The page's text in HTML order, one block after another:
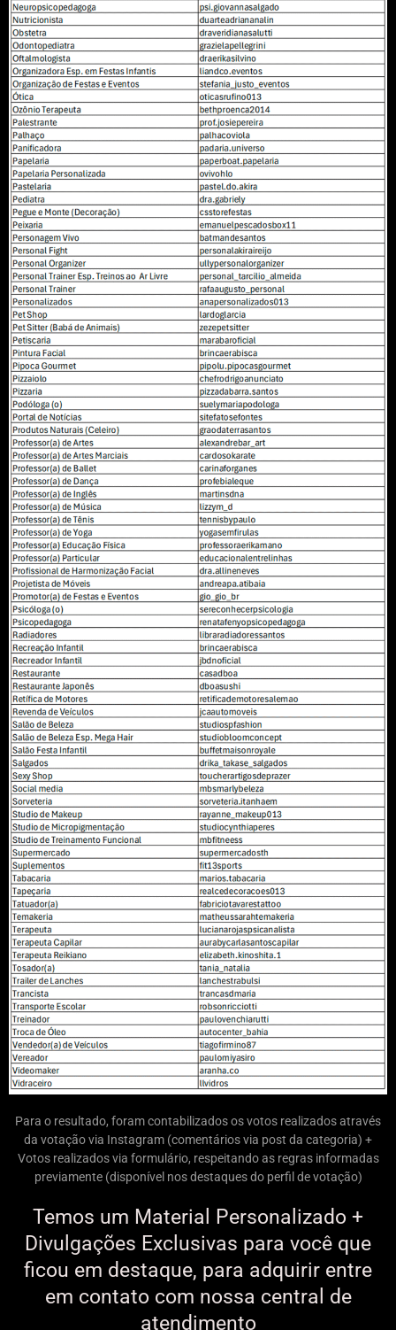
Para o resultado, foram contabilizados os votos realizados através
da votação via Instagram (comentários via post da categoria) +
Votos realizados via formulário, respeitando as regras informadas
previamente (disponível nos destaques do perfil de votação)
Temos um Material Personalizado +
Divulgações Exclusivas para você que
ficou em destaque, para adquirir entre
em contato com nossa central de
atendimento